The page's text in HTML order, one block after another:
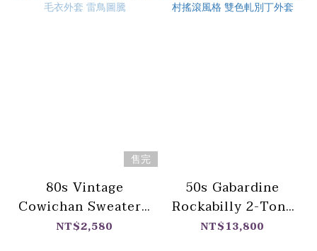
售完
80s Vintage
Cowichan Sweater /
加拿大民族編織 考津
NT$2,580
50s Gabardine
Rockabilly 2-Tone
Jacket / 1950 年代
NT$13,800